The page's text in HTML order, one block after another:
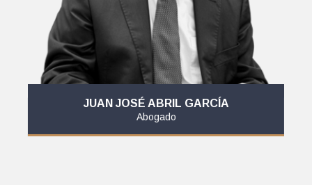
JUAN JOSÉ ABRIL GARCÍA
Abogado